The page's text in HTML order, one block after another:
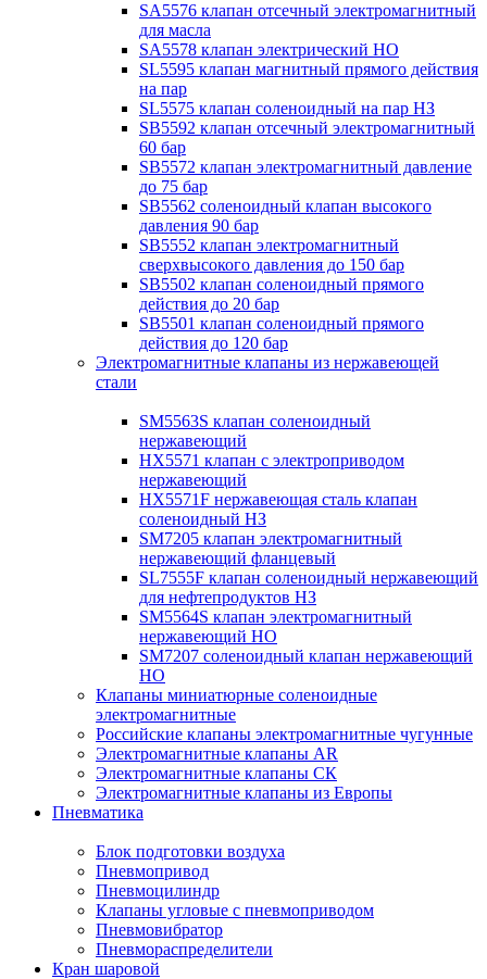
SA5576 клапан отсечный электромагнитный
для масла
SA5578 клапан электрический НО
SL5595 клапан магнитный прямого действия
на пар
SL5575 клапан соленоидный на пар НЗ
SB5592 клапан отсечный электромагнитный
60 бар
SB5572 клапан электромагнитный давление
до 75 бар
SB5562 соленоидный клапан высокого
давления 90 бар
SB5552 клапан электромагнитный
сверхвысокого давления до 150 бар
SB5502 клапан соленоидный прямого
действия до 20 бар
SB5501 клапан соленоидный прямого
действия до 120 бар
Электромагнитные клапаны из нержавеющей
стали
SM5563S клапан соленоидный
нержавеющий
HX5571 клапан с электроприводом
нержавеющий
HX5571F нержавеющая сталь клапан
соленоидный НЗ
SM7205 клапан электромагнитный
нержавеющий фланцевый
SL7555F клапан соленоидный нержавеющий
для нефтепродуктов НЗ
SM5564S клапан электромагнитный
нержавеющий НО
SM7207 соленоидный клапан нержавеющий
НО
Клапаны миниатюрные соленоидные
электромагнитные
Российские клапаны электромагнитные чугунные
Электромагнитные клапаны AR
Электромагнитные клапаны СК
Электромагнитные клапаны из Европы
Пневматика
Блок подготовки воздуха
Пневмопривод
Пневмоцилиндр
Клапаны угловые с пневмоприводом
Пневмовибратор
Пневмораспределители
Кран шаровой